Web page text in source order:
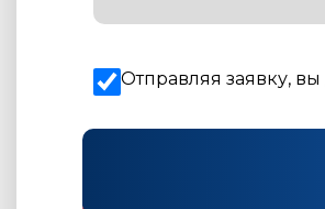
Отправляя заявку,